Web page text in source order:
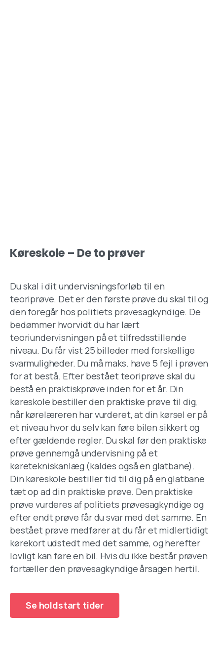
Køreskole – De to prøver
Du skal i dit undervisningsforløb til en
teoriprøve. Det er den første prøve du skal til og
den foregår hos politiets prøvesagkyndige. De
bedømmer hvorvidt du har lært
teoriundervisningen på et tilfredsstillende
niveau. Du får vist 25 billeder med forskellige
svarmuligheder. Du må maks. have 5 fejl i prøven
for at bestå. Efter bestået teoriprøve skal du
bestå en praktiskprøve inden for et år. Din
køreskole bestiller den praktiske prøve til dig,
når kørelæreren har vurderet, at din kørsel er på
et niveau hvor du selv kan føre bilen sikkert og
efter gældende regler. Du skal før den praktiske
prøve gennemgå undervisning på et
køretekniskanlæg (kaldes også en glatbane).
Din køreskole bestiller tid til dig på en glatbane
tæt op ad din praktiske prøve. Den praktiske
prøve vurderes af politiets prøvesagkyndige og
efter endt prøve får du svar med det samme. En
bestået prøve medfører at du får et midlertidigt
kørekort udstedt med det samme, og herefter
lovligt kan føre en bil. Hvis du ikke består prøven
fortæller den prøvesagkyndige årsagen hertil.
Se holdstart tider